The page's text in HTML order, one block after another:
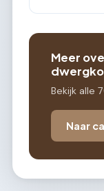
Meer
Bekijk alle
Naar